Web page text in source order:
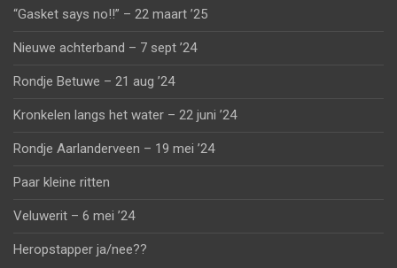
“Gasket says no!!” – 22 maart ’25
Nieuwe achterband – 7 sept ’24
Rondje Betuwe – 21 aug ’24
Kronkelen langs het water – 22 juni ’24
Rondje Aarlanderveen – 19 mei ’24
Paar kleine ritten
Veluwerit – 6 mei ’24
Heropstapper ja/nee??